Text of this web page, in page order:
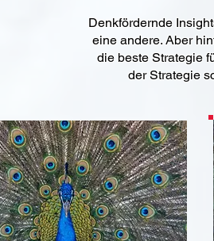
Denkfördernde
eine andere. Aber
die beste Strategie
der Strategie